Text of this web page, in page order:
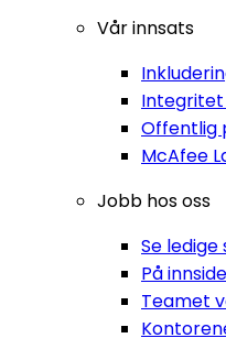
Vår innsats
Offentlig
McAfee
Jobb hos oss
Se
På
Teamet